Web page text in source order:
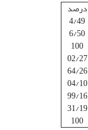
درصد
4/49
6/50
100
02/27
64/26
04/10
99/16
31/19
100